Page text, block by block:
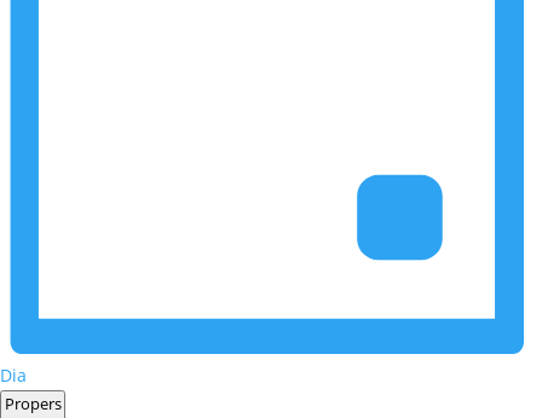
Dia
PropersSelecciona